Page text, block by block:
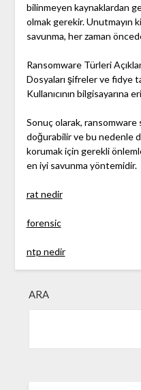
bilinmeyen kaynaklardan
olmak gerekir. Unutmayın
savunma, her zaman
Ransomware Türleri
Dosyaları şifreler ve fidye
Kullanıcının bilgisayarına
Sonuç olarak, ransomware
doğurabilir ve bu nedenle
korumak için gerekli
en iyi savunma yöntemidir.
rat nedir
forensic
ntp nedir
ARA